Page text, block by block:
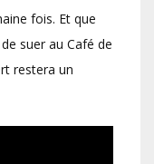
fois. Et que
suer au Café de
restera un